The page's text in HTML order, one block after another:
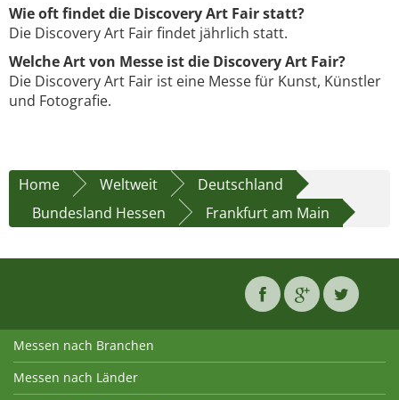
Wie oft findet die Discovery Art Fair statt?
Die Discovery Art Fair findet jährlich statt.
Welche Art von Messe ist die Discovery Art Fair?
Die Discovery Art Fair ist eine Messe für Kunst, Künstler
und Fotografie.
Home Weltweit
Deutschland
Bundesland Hessen
Frankfurt am Main
Messen nach Branchen
Messen nach Länder